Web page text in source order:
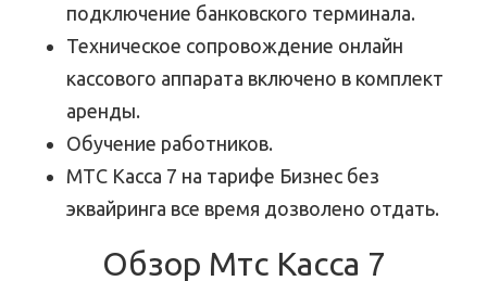
подключение банковского терминала.
Техническое сопровождение онлайн
кассового аппарата включено в комплект
аренды.
Обучение работников.
МТС Касса 7 на тарифе Бизнес без
эквайринга все время дозволено отдать.
Обзор Мтс Касса 7